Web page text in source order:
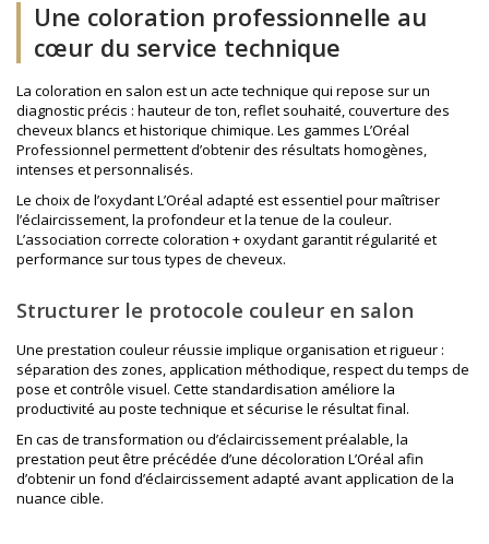
Une coloration professionnelle au
cœur du service technique
La coloration en salon est un acte technique qui repose sur un
diagnostic précis : hauteur de ton, reflet souhaité, couverture des
cheveux blancs et historique chimique. Les gammes L’Oréal
Professionnel permettent d’obtenir des résultats homogènes,
intenses et personnalisés.
Le choix de l’oxydant L’Oréal adapté est essentiel pour maîtriser
l’éclaircissement, la profondeur et la tenue de la couleur.
L’association correcte coloration + oxydant garantit régularité et
performance sur tous types de cheveux.
Structurer le protocole couleur en salon
Une prestation couleur réussie implique organisation et rigueur :
séparation des zones, application méthodique, respect du temps de
pose et contrôle visuel. Cette standardisation améliore la
productivité au poste technique et sécurise le résultat final.
En cas de transformation ou d’éclaircissement préalable, la
prestation peut être précédée d’une décoloration L’Oréal afin
d’obtenir un fond d’éclaircissement adapté avant application de la
nuance cible.